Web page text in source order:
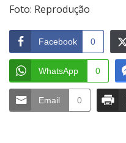
Foto: Reprodução
Facebook 0
WhatsApp 0
Email 0